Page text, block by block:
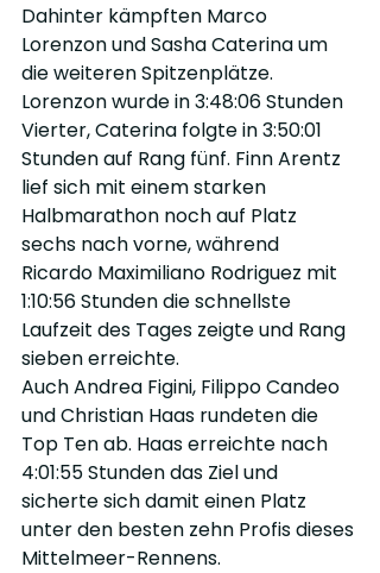
Dahinter kämpften Marco
Lorenzon und Sasha Caterina um
die weiteren Spitzenplätze.
Lorenzon wurde in 3:48:06 Stunden
Vierter, Caterina folgte in 3:50:01
Stunden auf Rang fünf. Finn Arentz
lief sich mit einem starken
Halbmarathon noch auf Platz
sechs nach vorne, während
Ricardo Maximiliano Rodriguez mit
1:10:56 Stunden die schnellste
Laufzeit des Tages zeigte und Rang
sieben erreichte.
Auch Andrea Figini, Filippo Candeo
und Christian Haas rundeten die
Top Ten ab. Haas erreichte nach
4:01:55 Stunden das Ziel und
sicherte sich damit einen Platz
unter den besten zehn Profis dieses
Mittelmeer-Rennens.